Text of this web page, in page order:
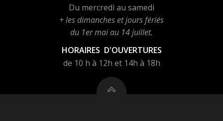
Du mercredi au samedi
+ les dimanches et jours fériés
du 1er mai au 14 juillet.
HORAIRES D'OUVERTURES
de 10 h à 12h et 14h à 18h